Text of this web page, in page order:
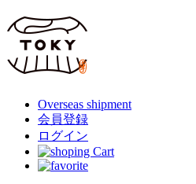
Overseas shipment
会員登録
ログイン